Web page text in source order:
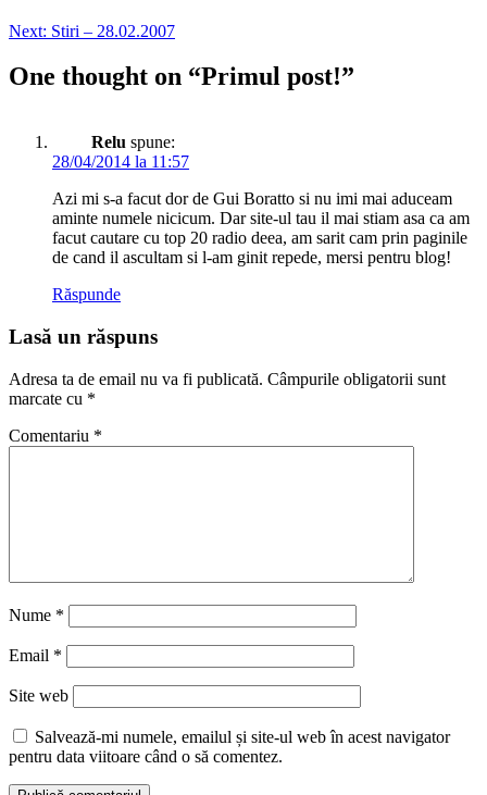
Next: Stiri – 28.02.2007
One thought on “Primul post!”
Relu spune:
28/04/2014 la 11:57
Azi mi s-a facut dor de Gui Boratto si nu imi mai aduceam
aminte numele nicicum. Dar site-ul tau il mai stiam asa ca am
facut cautare cu top 20 radio deea, am sarit cam prin paginile
de cand il ascultam si l-am ginit repede, mersi pentru blog!
Răspunde
Lasă un răspuns
Adresa ta de email nu va fi publicată. Câmpurile obligatorii sunt
marcate cu *
Comentariu *
Nume *
Email *
Site web
Salvează-mi numele, emailul și site-ul web în acest navigator
pentru data viitoare când o să comentez.